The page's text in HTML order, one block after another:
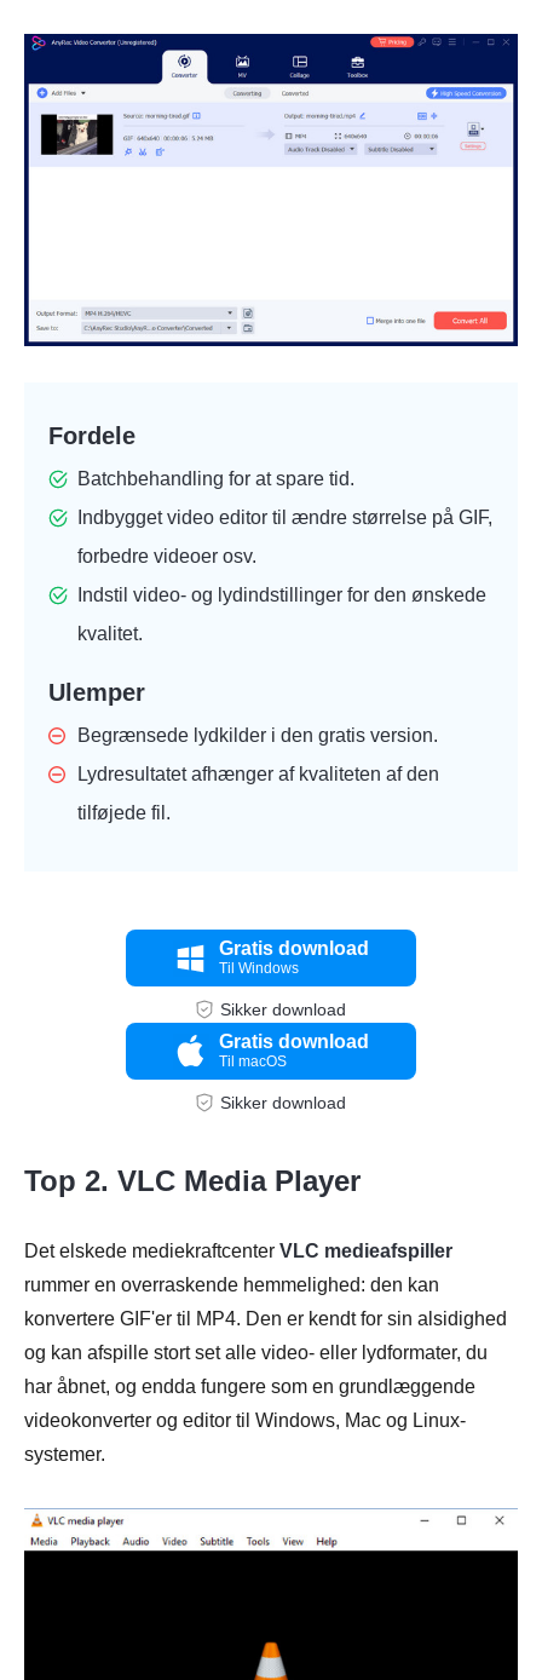
Fordele
Batchbehandling for at spare tid.
Indbygget video editor til ændre størrelse på GIF,
forbedre videoer osv.
Indstil video- og lydindstillinger for den ønskede
kvalitet.
Ulemper
Begrænsede lydkilder i den gratis version.
Lydresultatet afhænger af kvaliteten af den
tilføjede fil.
Gratis download
Til Windows
Sikker download
Gratis download
Til macOS
Sikker download
Top 2. VLC Media Player
Det elskede mediekraftcenter VLC medieafspiller
rummer en overraskende hemmelighed: den kan
konvertere GIF'er til MP4. Den er kendt for sin alsidighed
og kan afspille stort set alle video- eller lydformater, du
har åbnet, og endda fungere som en grundlæggende
videokonverter og editor til Windows, Mac og Linux-
systemer.